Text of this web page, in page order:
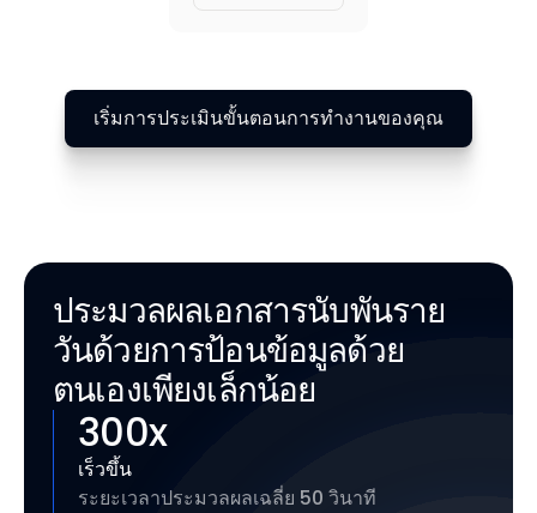
เริ่มการประเมินขั้นตอนการทำงานของคุณ
ประมวลผลเอกสารนับพันราย
วันด้วยการป้อนข้อมูลด้วย
ตนเองเพียงเล็กน้อย
300x
เร็วขึ้น
ระยะเวลาประมวลผลเฉลี่ย 50 วินาที